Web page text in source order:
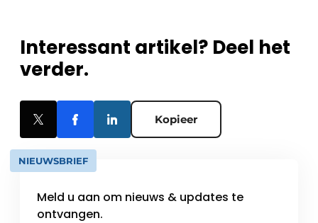
Interessant artikel? Deel het
verder.
Kopieer
NIEUWSBRIEF
Meld u aan om nieuws & updates te
ontvangen.